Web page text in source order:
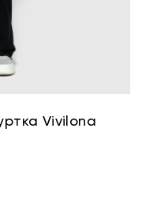
Vivilona